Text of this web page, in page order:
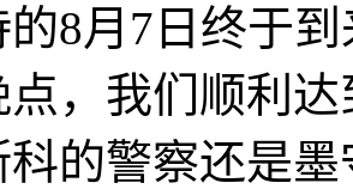
8月7日终于
，我们顺利
科的警察还是